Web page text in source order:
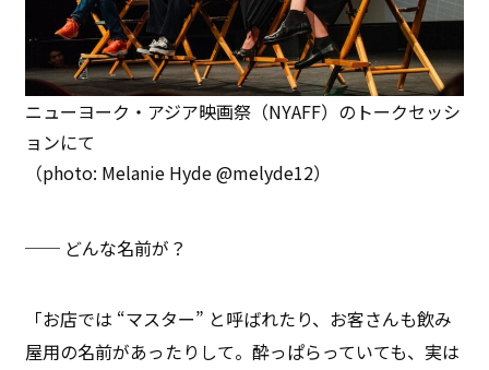
ニューヨーク・アジア映画祭（NYAFF）のトークセッシ
ョンにて
（photo: Melanie Hyde @melyde12）
── どんな名前が？
「お店では “マスター” と呼ばれたり、お客さんも飲み
屋用の名前があったりして。酔っぱらっていても、実は